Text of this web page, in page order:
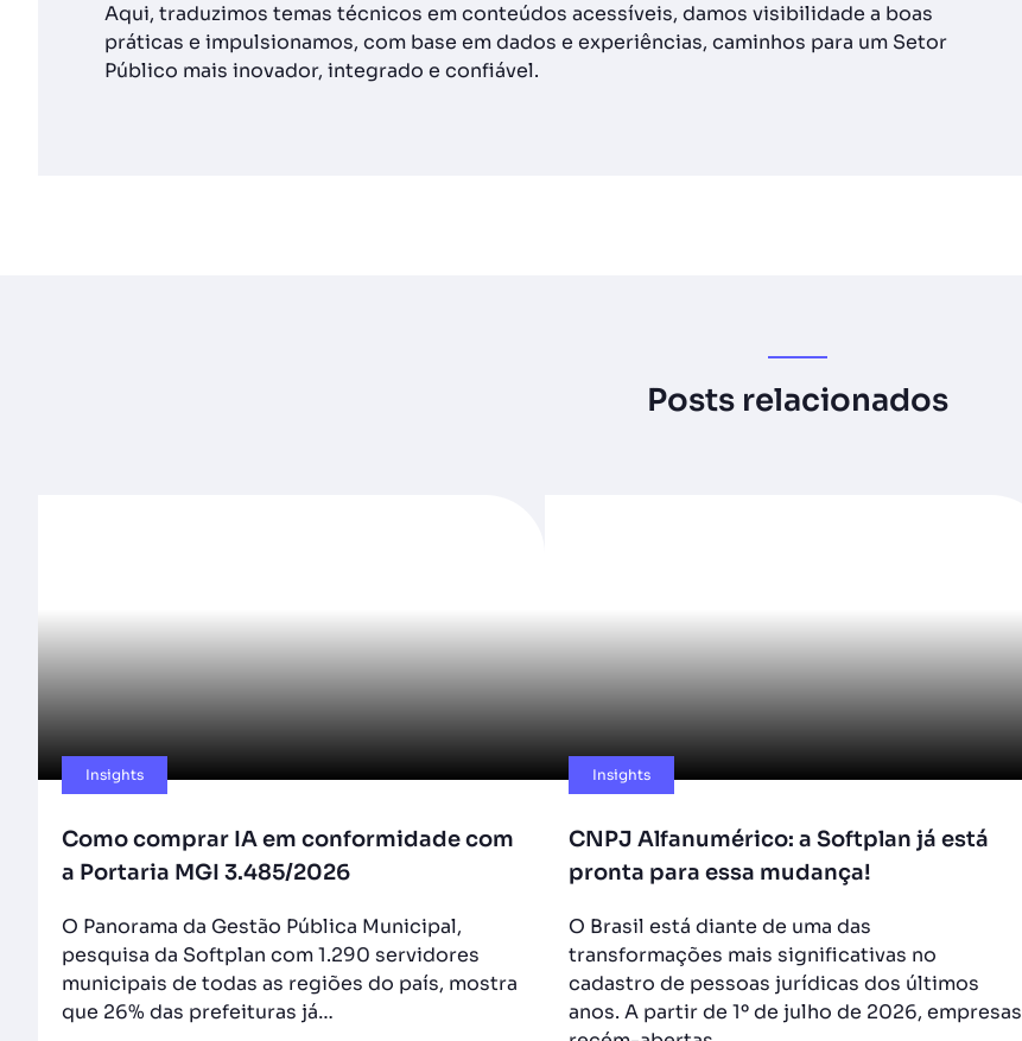
Aqui, traduzimos temas técnicos em conteúdos acessíveis, damos visibilidade a boas
práticas e impulsionamos, com base em dados e experiências, caminhos para um Setor
Público mais inovador, integrado e confiável.
Posts relacionados
Insights
Como comprar IA em conformidade com
a Portaria MGI 3.485/2026
O Panorama da Gestão Pública Municipal,
pesquisa da Softplan com 1.290 servidores
municipais de todas as regiões do país, mostra
que 26% das prefeituras já…
Insights
CNPJ Alfanumérico: a Softplan já está
pronta para essa mudança!
O Brasil está diante de uma das
transformações mais significativas no
cadastro de pessoas jurídicas dos últimos
anos. A partir de 1º de julho de 2026, empresas